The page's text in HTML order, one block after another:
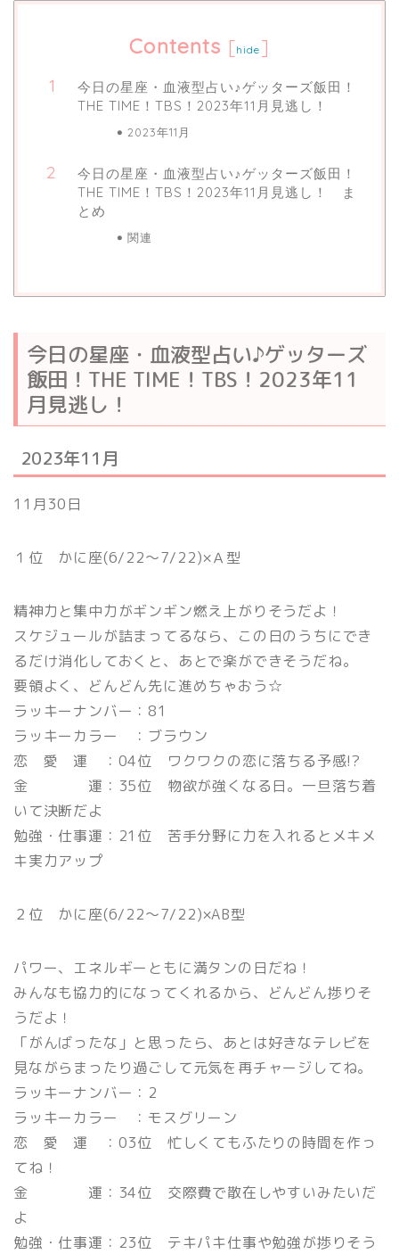
Contents [hide ]
今日の星座・血液型占い♪ゲッターズ飯田！
THE TIME！TBS！2023年11月見逃し！
2023年11月
今日の星座・血液型占い♪ゲッターズ飯田！
THE TIME！TBS！2023年11月見逃し！ ま
とめ
関連
今日の星座・血液型占い♪ゲッターズ
飯田！THE TIME！TBS！2023年11
月見逃し！
2023年11月
11月30日
１位 かに座(6/22〜7/22)×Ａ型
精神力と集中力がギンギン燃え上がりそうだよ！
スケジュールが詰まってるなら、この日のうちにでき
るだけ消化しておくと、あとで楽ができそうだね。
要領よく、どんどん先に進めちゃおう☆
ラッキーナンバー：81
ラッキーカラー ：ブラウン
恋 愛 運 ：04位 ワクワクの恋に落ちる予感!?
金 運：35位 物欲が強くなる日。一旦落ち着
いて決断だよ
勉強・仕事運：21位 苦手分野に力を入れるとメキメ
キ実力アップ
２位 かに座(6/22〜7/22)×AB型
パワー、エネルギーともに満タンの日だね！
みんなも協力的になってくれるから、どんどん捗りそ
うだよ！
「がんばったな」と思ったら、あとは好きなテレビを
見ながらまったり過ごして元気を再チャージしてね。
ラッキーナンバー：2
ラッキーカラー ：モスグリーン
恋 愛 運 ：03位 忙しくてもふたりの時間を作っ
てね！
金 運：34位 交際費で散在しやすいみたいだ
よ
勉強・仕事運：23位 テキパキ仕事や勉強が捗りそう